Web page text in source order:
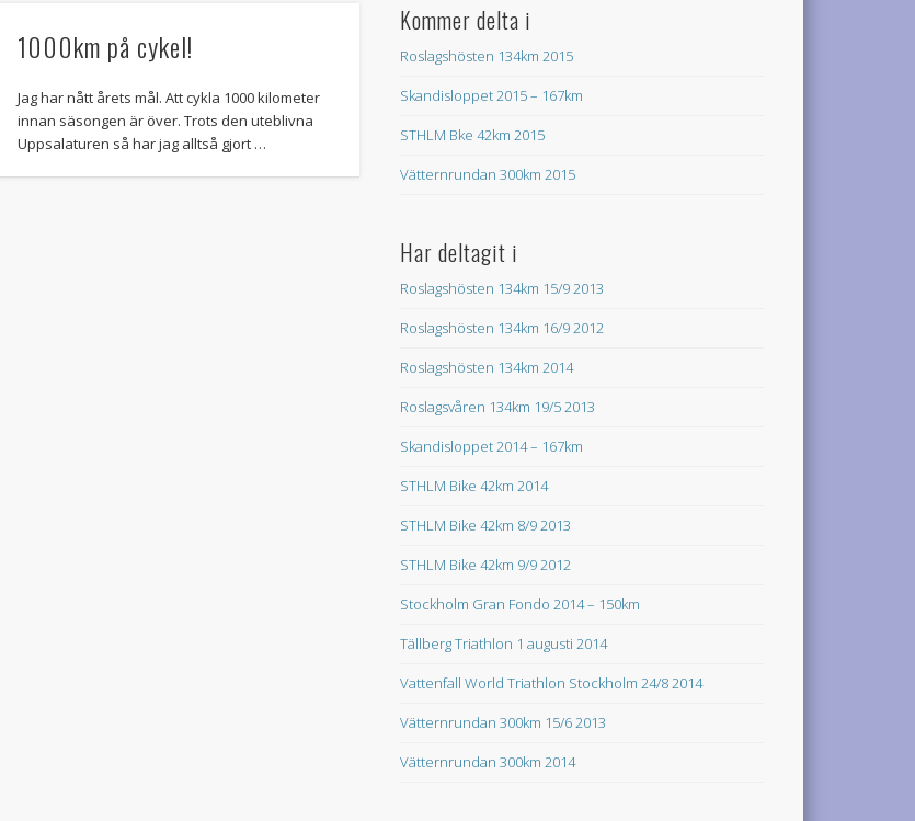
1000km på cykel!
Jag har nått årets mål. Att cykla 1000 kilometer
innan säsongen är över. Trots den uteblivna
Uppsalaturen så har jag alltså gjort …
Kommer delta i
Roslagshösten 134km 2015
Skandisloppet 2015 – 167km
STHLM Bke 42km 2015
Vätternrundan 300km 2015
Har deltagit i
Roslagshösten 134km 15/9 2013
Roslagshösten 134km 16/9 2012
Roslagshösten 134km 2014
Roslagsvåren 134km 19/5 2013
Skandisloppet 2014 – 167km
STHLM Bike 42km 2014
STHLM Bike 42km 8/9 2013
STHLM Bike 42km 9/9 2012
Stockholm Gran Fondo 2014 – 150km
Tällberg Triathlon 1 augusti 2014
Vattenfall World Triathlon Stockholm 24/8 2014
Vätternrundan 300km 15/6 2013
Vätternrundan 300km 2014